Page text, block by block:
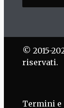
© 2015-
riservati.
Termini e